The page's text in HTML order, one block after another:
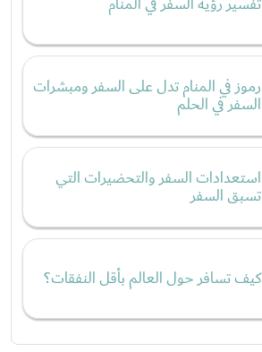
رموز في المنام تدل على السفر ومبشرات
السفر في الحلم
استعدادات السفر والتحضيرات التي
تسبق السفر
كيف تسافر حول العالم بأقل النفقات؟